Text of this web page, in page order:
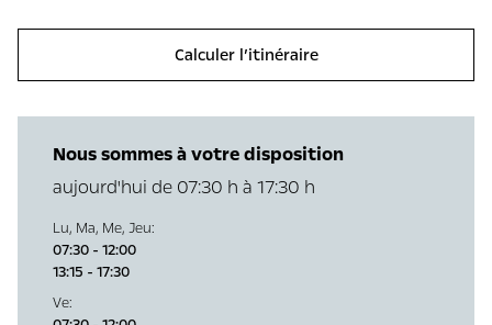
Calculer l’itinéraire
Nous sommes à votre disposition
aujourd'hui de 07:30 h à 17:30 h
Lu, Ma, Me, Jeu:
07:30 - 12:00
13:15 - 17:30
Ve: